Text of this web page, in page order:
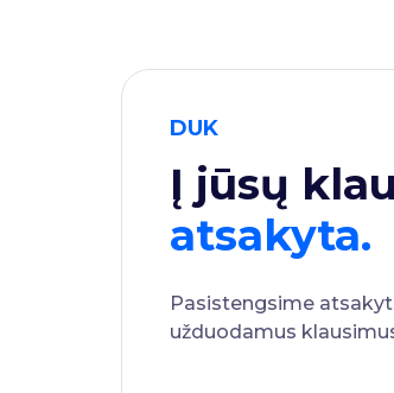
DUK
Į jūsų
atsakyta.
Pasistengsime
užduodamus